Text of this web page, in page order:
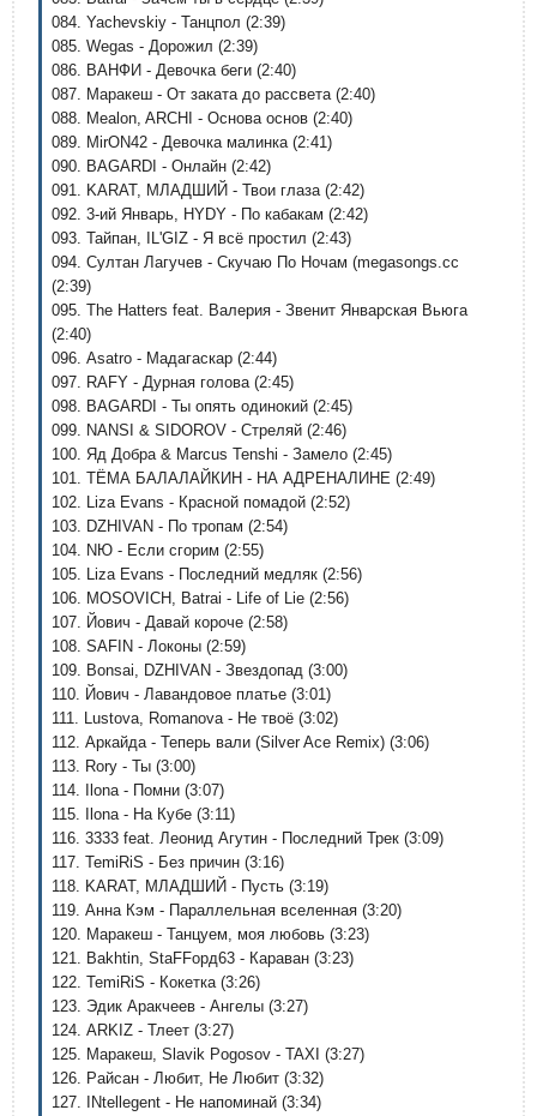
084. Yachevskiy - Танцпол (2:39)
085. Wegas - Дорожил (2:39)
086. ВАНФИ - Девочка беги (2:40)
087. Маракеш - От заката до рассвета (2:40)
088. Mealon, ARCHI - Основа основ (2:40)
089. MirON42 - Девочка малинка (2:41)
090. BAGARDI - Онлайн (2:42)
091. KARAT, МЛАДШИЙ - Твои глаза (2:42)
092. 3-ий Январь, HYDY - По кабакам (2:42)
093. Тайпан, IL'GIZ - Я всё простил (2:43)
094. Султан Лагучев - Скучаю По Ночам (megasongs.cc
(2:39)
095. The Hatters feat. Валерия - Звенит Январская Вьюга
(2:40)
096. Asatro - Мадагаскар (2:44)
097. RAFY - Дурная голова (2:45)
098. BAGARDI - Ты опять одинокий (2:45)
099. NANSI & SIDOROV - Стреляй (2:46)
100. Яд Добра & Marcus Tenshi - Замело (2:45)
101. ТЁМА БАЛАЛАЙКИН - НА АДРЕНАЛИНЕ (2:49)
102. Liza Evans - Красной помадой (2:52)
103. DZHIVAN - По тропам (2:54)
104. NЮ - Если сгорим (2:55)
105. Liza Evans - Последний медляк (2:56)
106. MOSOVICH, Batrai - Life of Lie (2:56)
107. Йович - Давай короче (2:58)
108. SAFIN - Локоны (2:59)
109. Bonsai, DZHIVAN - Звездопад (3:00)
110. Йович - Лавандовое платье (3:01)
111. Lustova, Romanova - Не твоё (3:02)
112. Аркайда - Теперь вали (Silver Ace Remix) (3:06)
113. Rory - Ты (3:00)
114. Ilona - Помни (3:07)
115. Ilona - На Кубе (3:11)
116. 3333 feat. Леонид Агутин - Последний Трек (3:09)
117. TemiRiS - Без причин (3:16)
118. KARAT, МЛАДШИЙ - Пусть (3:19)
119. Анна Кэм - Параллельная вселенная (3:20)
120. Маракеш - Танцуем, моя любовь (3:23)
121. Bakhtin, StaFFорд63 - Караван (3:23)
122. TemiRiS - Кокетка (3:26)
123. Эдик Аракчеев - Ангелы (3:27)
124. ARKIZ - Тлеет (3:27)
125. Маракеш, Slavik Pogosov - TAXI (3:27)
126. Райсан - Любит, Не Любит (3:32)
127. INtellegent - Не напоминай (3:34)